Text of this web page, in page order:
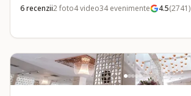
6recenzii2foto4video34evenimente 4.5(2741)